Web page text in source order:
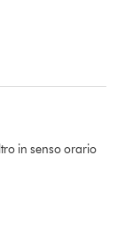
in senso orario